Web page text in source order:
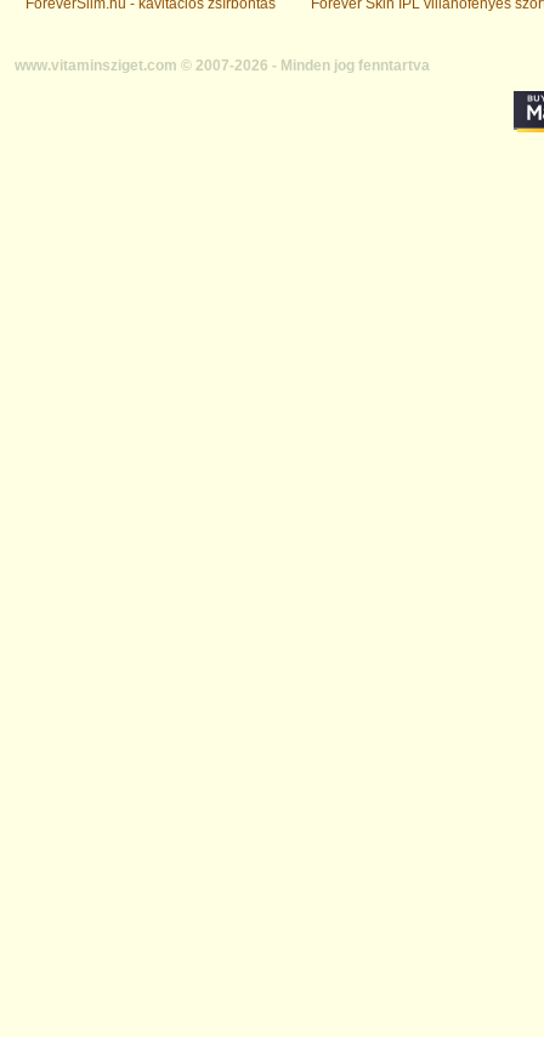
ForeverSlim.hu - kavitációs zsírbontás Forever Skin IPL villanófényes
www.vitaminsziget.com © 2007-2026 - Minden jog fenntartva